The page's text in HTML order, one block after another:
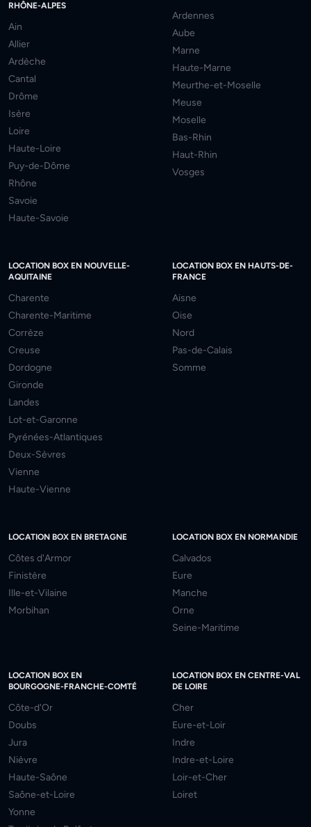
RHÔNE-ALPES
Ain
Allier
Ardèche
Cantal
Drôme
Isère
Loire
Haute-Loire
Puy-de-Dôme
Rhône
Savoie
Haute-Savoie
Ardennes
Aube
Marne
Haute-Marne
Meurthe-et-Moselle
Meuse
Moselle
Bas-Rhin
Haut-Rhin
Vosges
LOCATION BOX EN NOUVELLE-
AQUITAINE
Charente
Charente-Maritime
Corrèze
Creuse
Dordogne
Gironde
Landes
Lot-et-Garonne
Pyrénées-Atlantiques
Deux-Sèvres
Vienne
Haute-Vienne
LOCATION BOX EN HAUTS-DE-
FRANCE
Aisne
Oise
Nord
Pas-de-Calais
Somme
LOCATION BOX EN BRETAGNE
Côtes d'Armor
Finistère
Ille-et-Vilaine
Morbihan
LOCATION BOX EN NORMANDIE
Calvados
Eure
Manche
Orne
Seine-Maritime
LOCATION BOX EN
BOURGOGNE-FRANCHE-COMTÉ
Côte-d'Or
Doubs
Jura
Nièvre
Haute-Saône
Saône-et-Loire
Yonne
LOCATION BOX EN CENTRE-VAL
DE LOIRE
Cher
Eure-et-Loir
Indre
Indre-et-Loire
Loir-et-Cher
Loiret